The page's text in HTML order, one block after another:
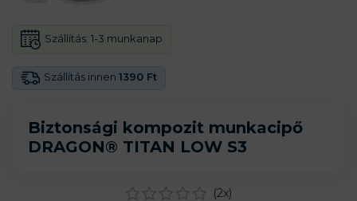
Biztonsági kompozit munkacipő
DRAGON® TITAN LOW S3
Szállítás innen 1390 Ft
Szállítás: 1-3 munkanap
(2x)